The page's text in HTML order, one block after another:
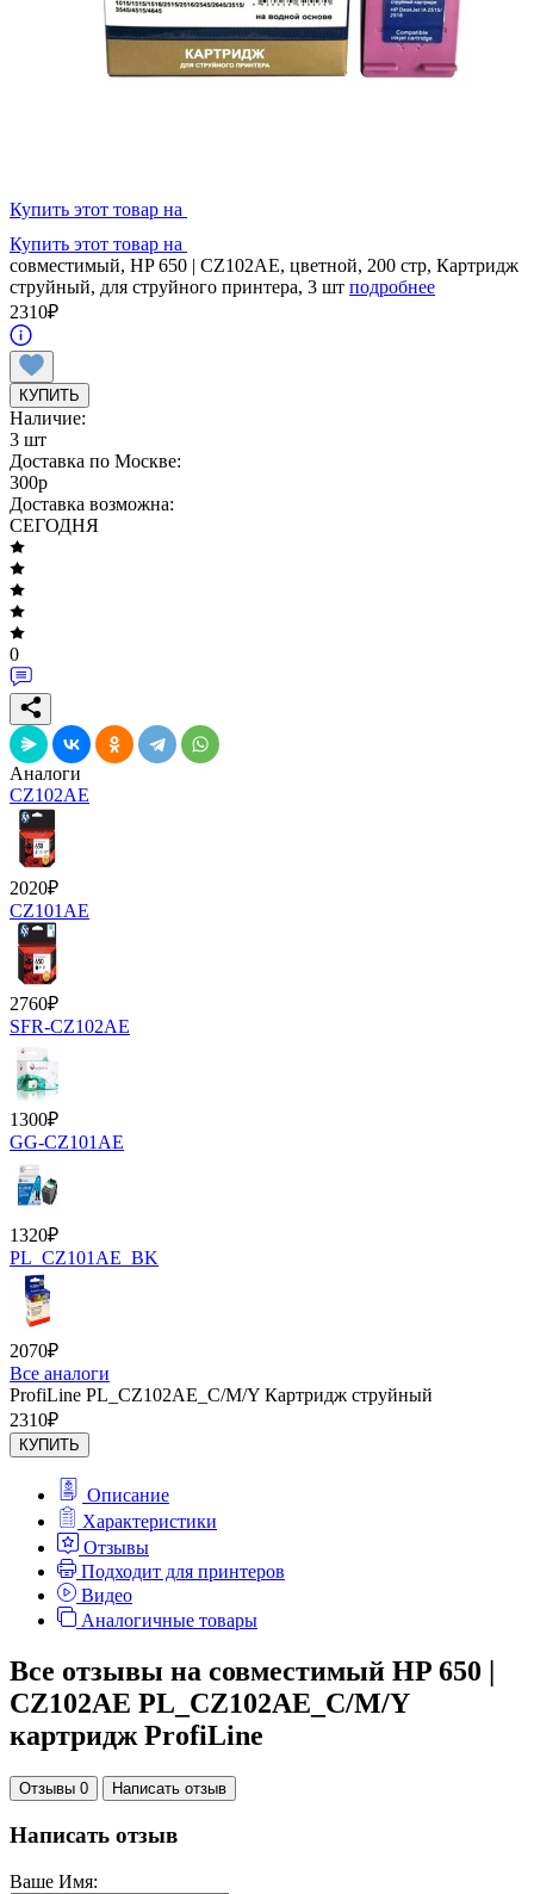
Купить этот товар на
Купить этот товар на
совместимый, HP 650 | CZ102AE, цветной, 200 стр, Картридж
струйный, для струйного принтера, 3 шт подробнее
2310₽
КУПИТЬ
Наличие:
3 шт
Доставка по Москве:
300p
Доставка возможна:
СЕГОДНЯ
0
Аналоги
CZ102AE
2020₽
CZ101AE
2760₽
SFR-CZ102AE
1300₽
GG-CZ101AE
1320₽
PL_CZ101AE_BK
2070₽
Все аналоги
ProfiLine PL_CZ102AE_C/M/Y Картридж струйный
2310₽
КУПИТЬ
Описание
Характеристики
Отзывы
Подходит для принтеров
Видео
Аналогичные товары
Все отзывы на совместимый HP 650 |
CZ102AE PL_CZ102AE_C/M/Y
картридж ProfiLine
Отзывы 0 Написать отзыв
Написать отзыв
Ваше Имя: